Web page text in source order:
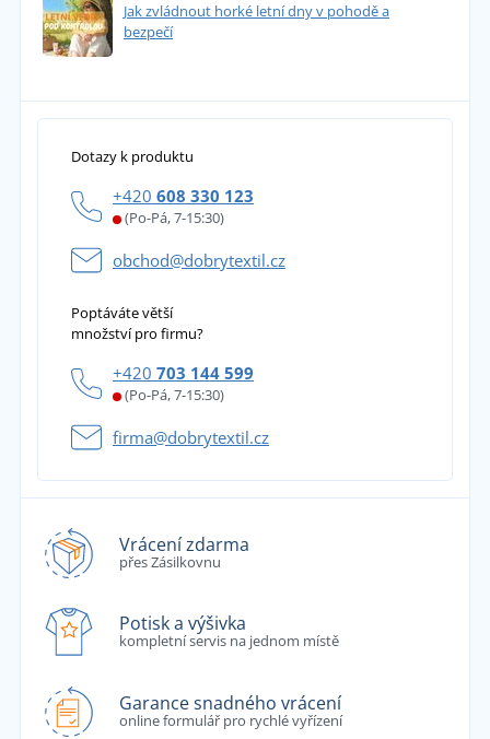
Jak zvládnout horké letní dny v pohodě a
bezpečí
Dotazy k produktu
+420 608 330 123
(Po-Pá, 7-15:30)
obchod@dobrytextil.cz
Poptáváte větší
množství pro firmu?
+420 703 144 599
(Po-Pá, 7-15:30)
firma@dobrytextil.cz
Vrácení zdarma
přes Zásilkovnu
Potisk a výšivka
kompletní servis na jednom místě
Garance snadného vrácení
online formulář pro rychlé vyřízení